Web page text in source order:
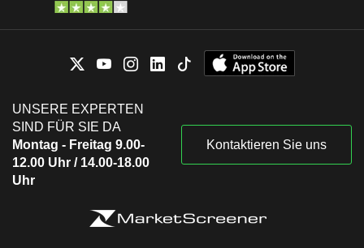
UNSERE EXPERTEN
SIND FÜR SIE DA
Montag - Freitag 9.00-
12.00 Uhr / 14.00-18.00
Uhr
Kontaktieren Sie uns